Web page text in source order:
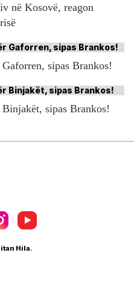
në Kosovë, reagon
sipas Brankos!
sipas Brankos!
Hila.